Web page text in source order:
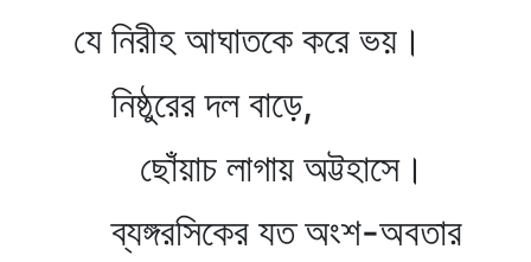
যে নিরীহ আঘাতকে করে ভয়।
নিষ্ঠুরের দল বাড়ে,
ছোঁয়াচ লাগায় অট্টহাসে।
ব্যঙ্গরসিকের যত অংশ-অবতার